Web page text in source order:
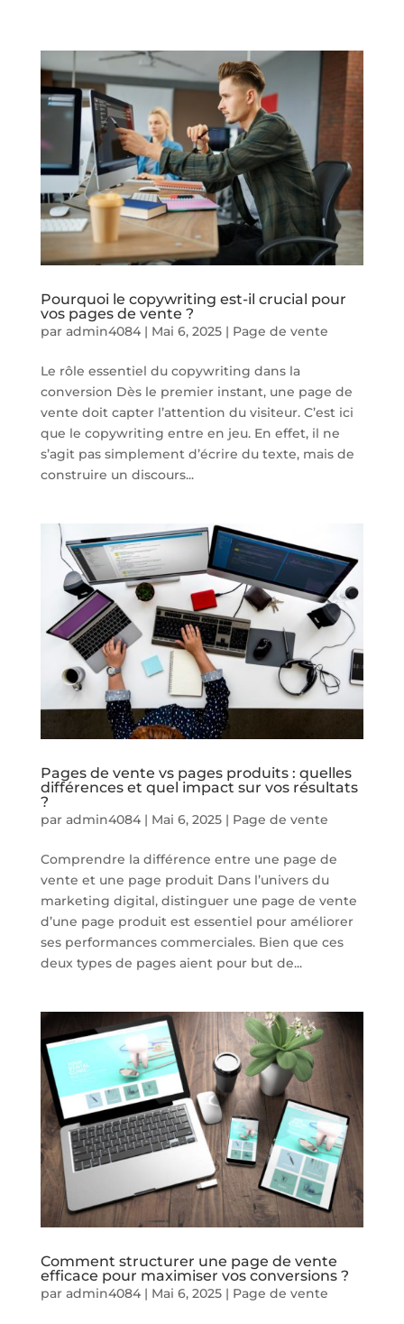
Pourquoi le copywriting est-il crucial pour
vos pages de vente ?
par admin4084| Mai 6, 2025| Page de vente
Le rôle essentiel du copywriting dans la
conversion Dès le premier instant, une page de
vente doit capter l’attention du visiteur. C’est ici
que le copywriting entre en jeu. En effet, il ne
s’agit pas simplement d’écrire du texte, mais de
construire un discours...
Pages de vente vs pages produits : quelles
différences et quel impact sur vos résultats
?
par admin4084| Mai 6, 2025| Page de vente
Comprendre la différence entre une page de
vente et une page produit Dans l’univers du
marketing digital, distinguer une page de vente
d’une page produit est essentiel pour améliorer
ses performances commerciales. Bien que ces
deux types de pages aient pour but de...
Comment structurer une page de vente
efficace pour maximiser vos conversions ?
par admin4084| Mai 6, 2025| Page de vente